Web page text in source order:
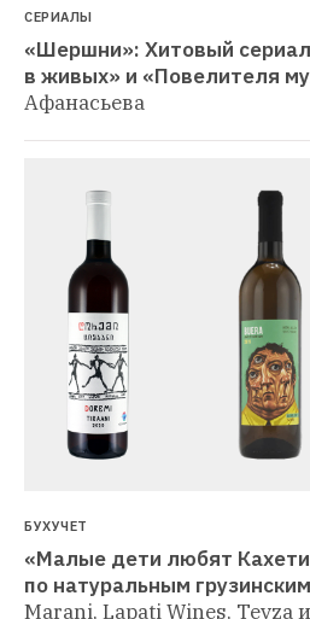
СЕРИАЛЫ
«Шершни»: Хитовый сериал
в живых» и «Повелителя
Афанасьева
БУХУЧЕТ
«Малые дети любят
по натуральным
Marani, Lapati Wines, Tevza